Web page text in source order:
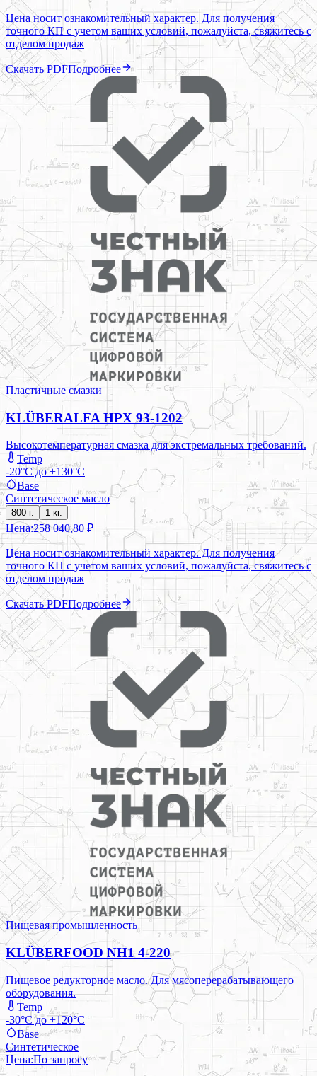
Цена носит ознакомительный характер. Для получения
точного КП с учетом ваших условий, пожалуйста, свяжитесь с
отделом продаж
Скачать PDFПодробнее
Пластичные смазки
KLÜBERALFA HPX 93-1202
Высокотемпературная смазка для экстремальных требований.
Temp
-20°C до +130°C
Base
Синтетическое масло
800 г. 1 кг.
Цена:258 040,80 ₽
Цена носит ознакомительный характер. Для получения
точного КП с учетом ваших условий, пожалуйста, свяжитесь с
отделом продаж
Скачать PDFПодробнее
Пищевая промышленность
KLÜBERFOOD NH1 4-220
Пищевое редукторное масло. Для мясоперерабатывающего
оборудования.
Temp
-30°C до +120°C
Base
Синтетическое
Цена:По запросу